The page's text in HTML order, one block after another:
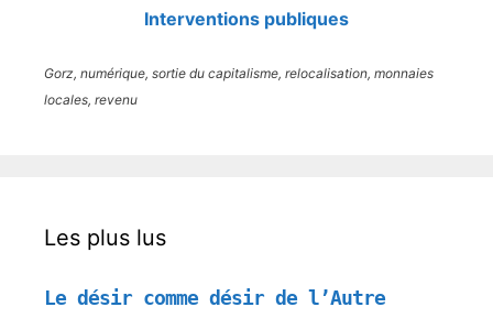
Interventions publiques
Gorz, numérique, sortie du capitalisme, relocalisation, monnaies
locales, revenu
Les plus lus
Le désir comme désir de l’Autre